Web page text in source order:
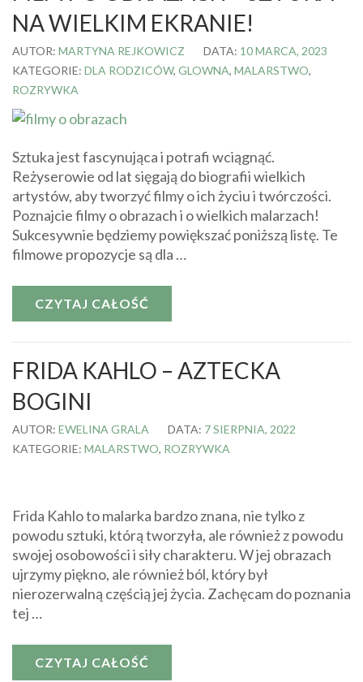
NA WIELKIM EKRANIE!
AUTOR: MARTYNA REJKOWICZ DATA: 10 MARCA, 2023
KATEGORIE: DLA RODZICÓW, GLOWNA, MALARSTWO,
ROZRYWKA
Sztuka jest fascynująca i potrafi wciągnąć.
Reżyserowie od lat sięgają do biografii wielkich
artystów, aby tworzyć filmy o ich życiu i twórczości.
Poznajcie filmy o obrazach i o wielkich malarzach!
Sukcesywnie będziemy powiększać poniższą listę. Te
filmowe propozycje są dla …
CZYTAJ CAŁOŚĆ
FRIDA KAHLO – AZTECKA
BOGINI
AUTOR: EWELINA GRALA DATA: 7 SIERPNIA, 2022
KATEGORIE: MALARSTWO, ROZRYWKA
Frida Kahlo to malarka bardzo znana, nie tylko z
powodu sztuki, którą tworzyła, ale również z powodu
swojej osobowości i siły charakteru. W jej obrazach
ujrzymy piękno, ale również ból, który był
nierozerwalną częścią jej życia. Zachęcam do poznania
tej …
CZYTAJ CAŁOŚĆ